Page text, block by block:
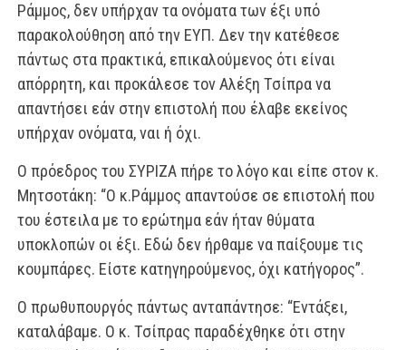
Ράμμος, δεν υπήρχαν τα ονόματα των έξι υπό
παρακολούθηση από την ΕΥΠ. Δεν την κατέθεσε
πάντως στα πρακτικά, επικαλούμενος ότι είναι
απόρρητη, και προκάλεσε τον Αλέξη Τσίπρα να
απαντήσει εάν στην επιστολή που έλαβε εκείνος
υπήρχαν ονόματα, ναι ή όχι.
Ο πρόεδρος του ΣΥΡΙΖΑ πήρε το λόγο και είπε στον κ.
Μητσοτάκη: “Ο κ.Ράμμος απαντούσε σε επιστολή που
του έστειλα με το ερώτημα εάν ήταν θύματα
υποκλοπών οι έξι. Εδώ δεν ήρθαμε να παίξουμε τις
κουμπάρες. Είστε κατηγηρούμενος, όχι κατήγορος”.
Ο πρωθυπουργός πάντως ανταπάντησε: “Εντάξει,
καταλάβαμε. Ο κ. Τσίπρας παραδέχθηκε ότι στην